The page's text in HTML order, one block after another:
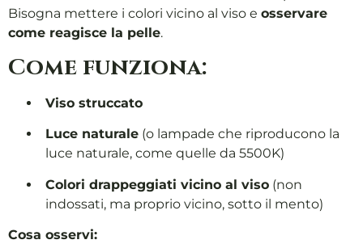
Bisogna mettere i colori vicino al viso e osservare
come reagisce la pelle.
Come funziona:
Viso struccato
Luce naturale (o lampade che riproducono la
luce naturale, come quelle da 5500K)
Colori drappeggiati vicino al viso (non
indossati, ma proprio vicino, sotto il mento)
Cosa osservi: